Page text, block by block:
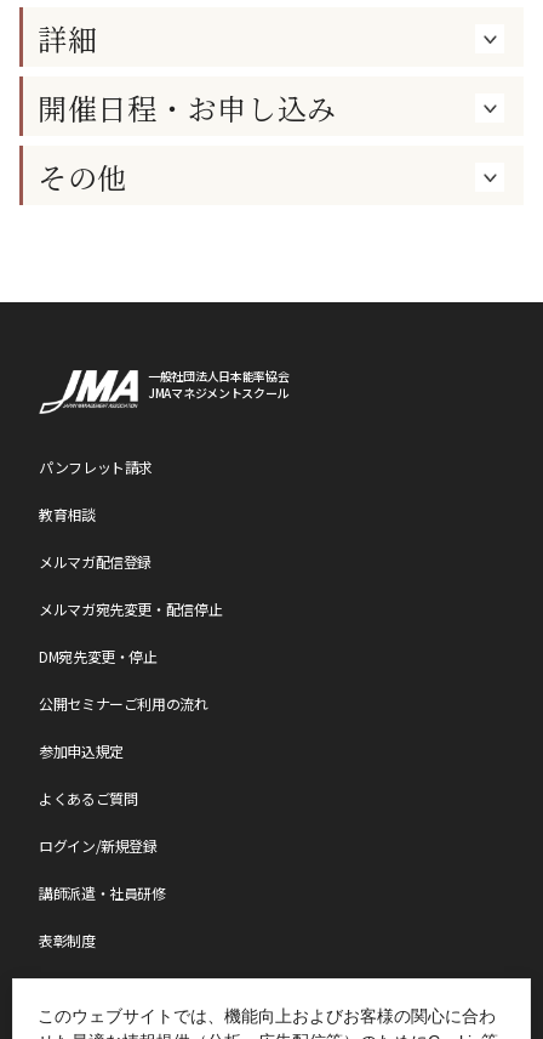
このウェブサイトでは、機能向上およびお客様の関心に合わ
詳細
開催日程・お申し込み
その他
一般社団法人日本能率協会
JMAマネジメントスクール
パンフレット請求
教育相談
メルマガ配信登録
メルマガ宛先変更・配信停止
DM宛先変更・停止
公開セミナーご利用の流れ
参加申込規定
よくあるご質問
ログイン/新規登録
講師派遣・社員研修
表彰制度